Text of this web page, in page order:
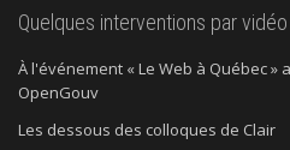
Quelques interventions par vidéo
À l'événement « Le Web à Québec »
OpenGouv
Les dessous des colloques de Clair